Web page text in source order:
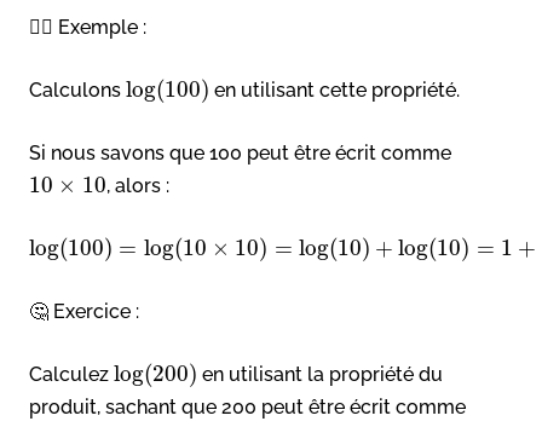
👉🏻 Exemple :
Calculons log(100) en utilisant cette propriété.
Si nous savons que 100 peut être écrit comme
10 × 10, alors :
log(100) = log(10 × 10) = log(10) + log(10) = 1 +
🤔 Exercice :
Calculez log(200) en utilisant la propriété du
produit, sachant que 200 peut être écrit comme